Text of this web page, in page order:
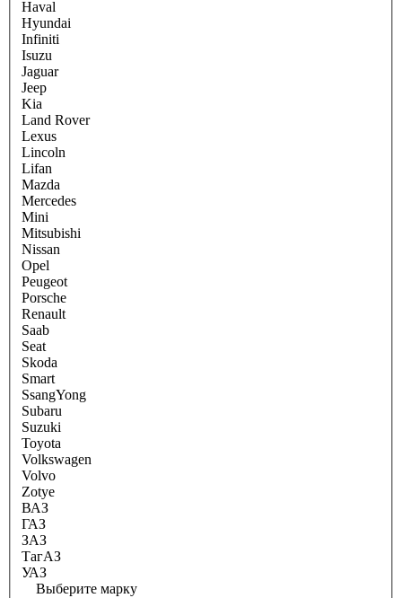
Haval
Hyundai
Infiniti
Isuzu
Jaguar
Jeep
Kia
Land Rover
Lexus
Lincoln
Lifan
Mazda
Mercedes
Mini
Mitsubishi
Nissan
Opel
Peugeot
Porsche
Renault
Saab
Seat
Skoda
Smart
SsangYong
Subaru
Suzuki
Toyota
Volkswagen
Volvo
Zotye
ВАЗ
ГАЗ
ЗАЗ
ТагАЗ
УАЗ
Выберите марку